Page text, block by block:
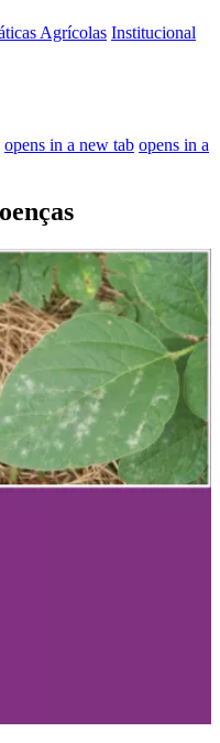
Agrícolas Institucional
opens in a new tab opens in a